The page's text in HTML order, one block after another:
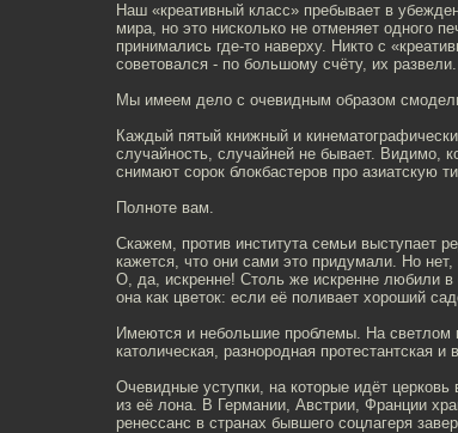
Наш «креативный класс» пребывает в
мира, но это нисколько не отменяет одного
принимались где-то наверху. Никто с
советовался - по большому счёту, их развели.
Мы имеем дело с очевидным образом
Каждый пятый книжный и
случайность, случайней не бывает. Видимо,
снимают сорок блокбастеров про азиатскую
Полноте вам.
Скажем, против института семьи выступает
кажется, что они сами это придумали. Но
О, да, искренне! Столь же искренне любили
она как цветок: если её поливает хороший
Имеются и небольшие проблемы. На светлом
католическая, разнородная протестантская
Очевидные уступки, на которые идёт
из её лона. В Германии, Австрии, Франции
ренессанс в странах бывшего соцлагеря